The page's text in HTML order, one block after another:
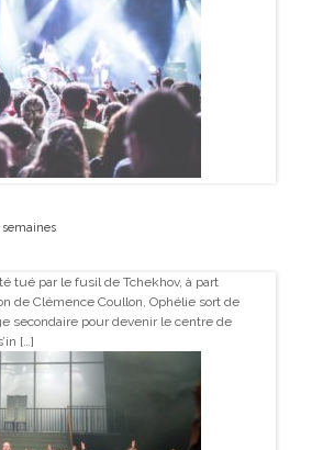
tué par le fusil de Tchekhov, à part
de Clémence Coullon, Ophélie sort de
secondaire pour devenir le centre de
[…]